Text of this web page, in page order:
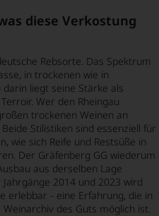
diese Verkostung
Rebsorte. Das Spektrum
in trockenen wie in
liegt seine Stärke als
Wer den Rheingau
trockenen Weinen an
Stilistiken sind essenziell für
wie sich Reife und Restsüße in
Der Gräfenberg GG wiederum
aus derselben Lage
2014 und 2023 wird
erlebbar - eine Erfahrung, die in
des Guts möglich ist.